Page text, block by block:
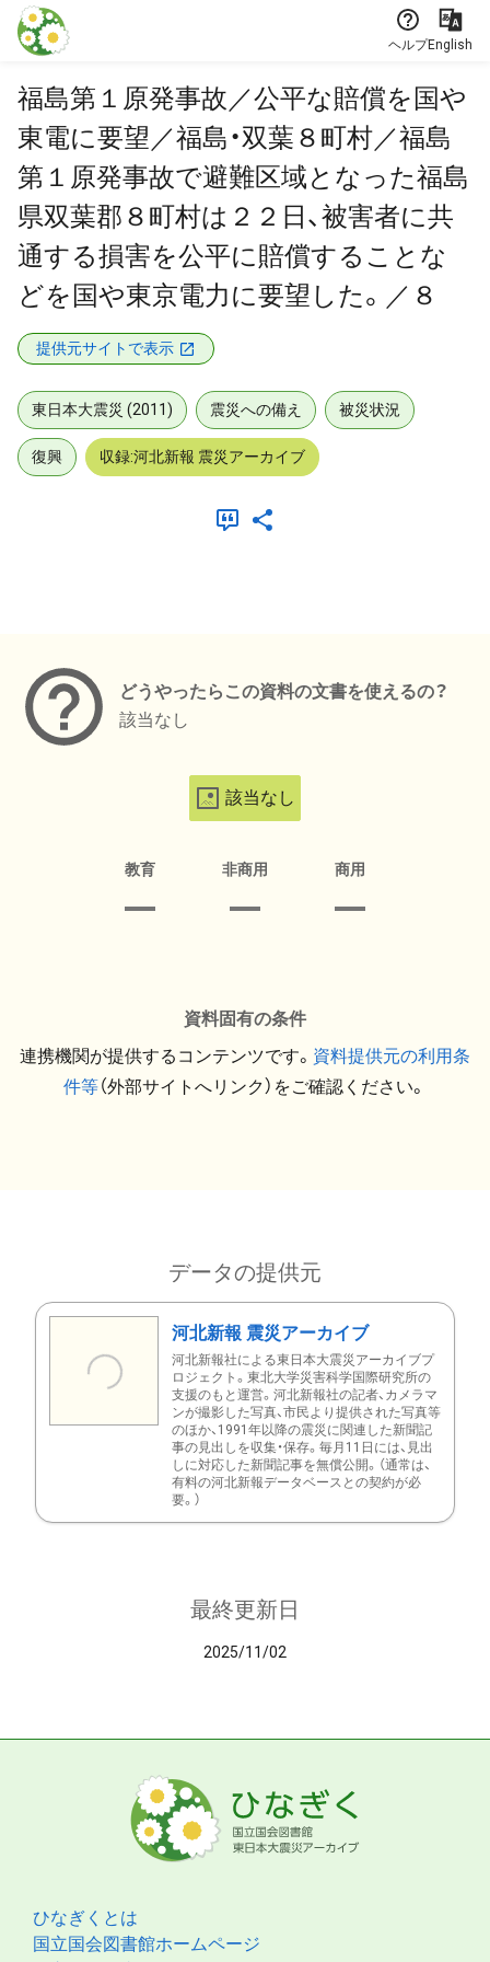
本文に飛ぶ
ヘルプEnglish
福島第１原発事故／公平な賠償を国や
東電に要望／福島・双葉８町村／福島
第１原発事故で避難区域となった福島
県双葉郡８町村は２２日、被害者に共
通する損害を公平に賠償することな
どを国や東京電力に要望した。／８
提供元サイトで表示
東日本大震災 (2011) 震災への備え 被災状況
復興 収録:河北新報 震災アーカイブ
どうやったらこの資料の文書を使えるの？
該当なし
該当なし
教育 非商用 商用
資料固有の条件
連携機関が提供するコンテンツです。 資料提供元の利用条
件等（外部サイトへリンク）をご確認ください。
データの提供元
河北新報 震災アーカイブ
河北新報社による東日本大震災アーカイブプ
ロジェクト。東北大学災害科学国際研究所の
支援のもと運営。河北新報社の記者、カメラマ
ンが撮影した写真、市民より提供された写真等
のほか、1991年以降の震災に関連した新聞記
事の見出しを収集・保存。毎月11日には、見出
しに対応した新聞記事を無償公開。（通常は、
有料の河北新報データベースとの契約が必
要。）
最終更新日
2025/11/02
ひなぎくとは
国立国会図書館ホームページ